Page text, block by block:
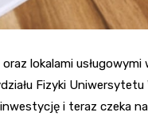
lokalami
Fizyki
i teraz czeka